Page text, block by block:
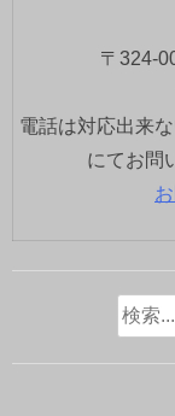
〒324-
電話は対応出来
にてお問